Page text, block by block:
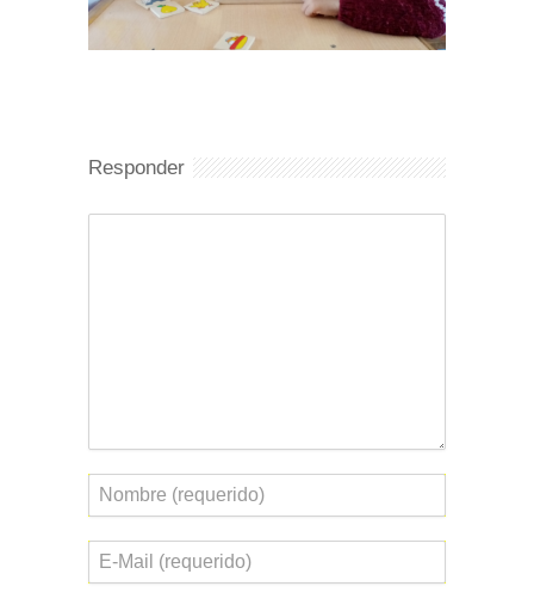
Responder
Nombre
Correo
electrónico